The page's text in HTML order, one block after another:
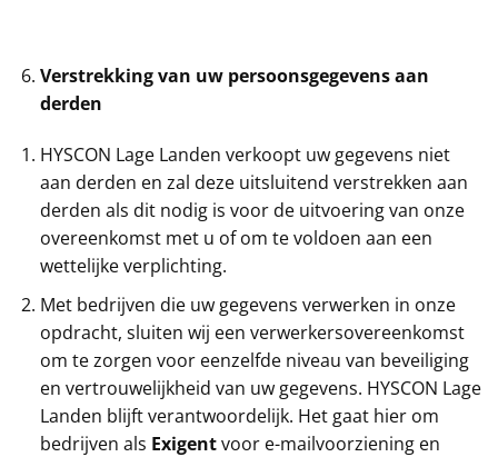
Verstrekking van uw persoonsgegevens aan
derden
HYSCON Lage Landen verkoopt uw gegevens niet
aan derden en zal deze uitsluitend verstrekken aan
derden als dit nodig is voor de uitvoering van onze
overeenkomst met u of om te voldoen aan een
wettelijke verplichting.
Met bedrijven die uw gegevens verwerken in onze
opdracht, sluiten wij een verwerkersovereenkomst
om te zorgen voor eenzelfde niveau van beveiliging
en vertrouwelijkheid van uw gegevens. HYSCON Lage
Landen blijft verantwoordelijk. Het gaat hier om
bedrijven als Exigentvoor e-mailvoorziening en